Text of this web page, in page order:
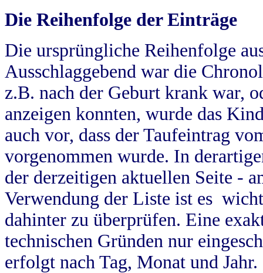
Die Reihenfolge der Einträge
Die ursprüngliche Reihenfolge
Ausschlaggebend war die
z.B. nach der Geburt krank war,
anzeigen konnten, wurde das
auch vor, dass der Taufeintrag
vorgenommen wurde. In
der derzeitigen aktuellen Seite -
Verwendung der Liste ist es
dahinter zu überprüfen. Eine
technischen Gründen nur
erfolgt nach Tag, Monat und Jahr.